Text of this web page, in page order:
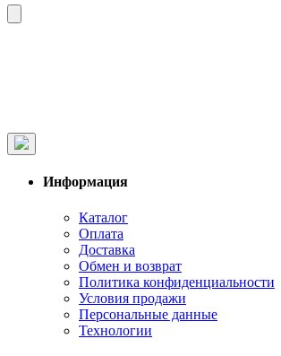
Информация
Каталог
Оплата
Доставка
Обмен и возврат
Политика конфиденциальности
Условия продажи
Персональные данные
Технологии